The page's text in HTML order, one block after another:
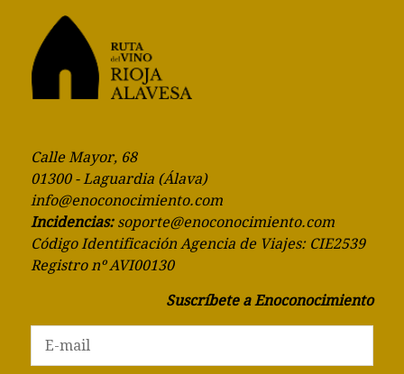
Calle Mayor, 68
01300 - Laguardia (Álava)
info@enoconocimiento.com
Incidencias: soporte@enoconocimiento.com
Código Identificación Agencia de Viajes: CIE2539
Registro nº AVI00130
Suscríbete a Enoconocimiento